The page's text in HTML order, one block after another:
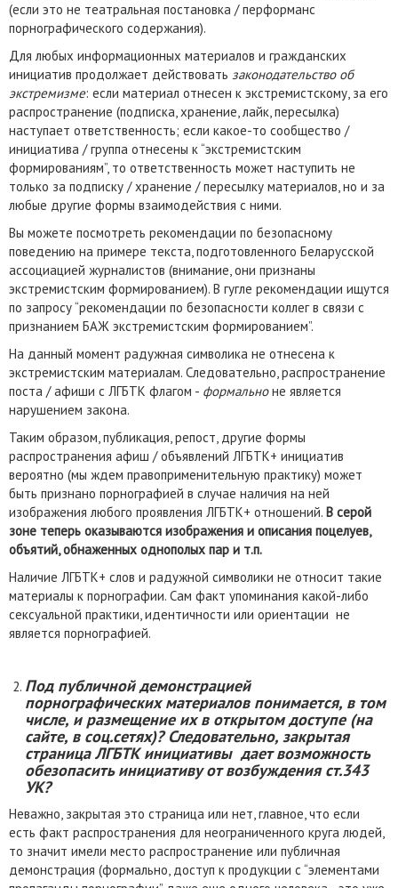
(если это не театральная постановка / перформанс
порнографического содержания).
Для любых информационных материалов и гражданских
инициатив продолжает действовать законодательство об
экстремизме: если материал отнесен к экстремистскому, за его
распространение (подписка, хранение, лайк, пересылка)
наступает ответственность; если какое-то сообщество /
инициатива / группа отнесены к “экстремистским
формированиям”, то ответственность может наступить не
только за подписку / хранение / пересылку материалов, но и за
любые другие формы взаимодействия с ними.
Вы можете посмотреть рекомендации по безопасному
поведению на примере текста, подготовленного Беларусской
ассоциацией журналистов (внимание, они признаны
экстремистским формированием). В гугле рекомендации ищутся
по запросу “рекомендации по безопасности коллег в связи с
признанием БАЖ экстремистским формированием”.
На данный момент радужная символика не отнесена к
экстремистским материалам. Следовательно, распространение
поста / афиши с ЛГБТК флагом - формальноне является
нарушением закона.
Таким образом, публикация, репост, другие формы
распространения афиш / объявлений ЛГБТК+ инициатив
вероятно (мы ждем правоприменительную практику) может
быть признано порнографией в случае наличия на ней
изображения любого проявления ЛГБТК+ отношений. В серой
зоне теперь оказываются изображения и описания поцелуев,
объятий, обнаженных однополых пар и т.п.
Наличие ЛГБТК+ слов и радужной символики не относит такие
материалы к порнографии. Сам факт упоминания какой-либо
сексуальной практики, идентичности или ориентации не
является порнографией.
Под публичной демонстрацией
порнографических материалов понимается, в том
числе, и размещение их в открытом доступе (на
сайте, в соц.сетях)? Следовательно, закрытая
страница ЛГБТК инициативы дает возможность
обезопасить инициативу от возбуждения ст.343
УК?
Неважно, закрытая это страница или нет, главное, что если
есть факт распространения для неограниченного круга людей,
то значит имели место распространение или публичная
демонстрация (формально, доступ к продукции с “элементами